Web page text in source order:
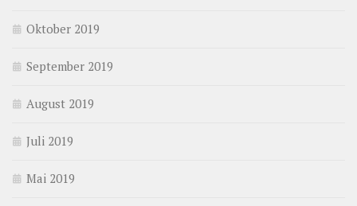
Oktober 2019
September 2019
August 2019
Juli 2019
Mai 2019